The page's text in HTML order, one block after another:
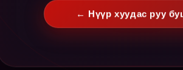
← Нүүр хуудас руу